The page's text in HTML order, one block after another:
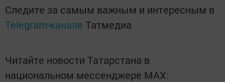
Следите за самым важным и интересным в
Telegram-канале Татмедиа
Читайте новости Татарстана в
национальном мессенджере MАХ: